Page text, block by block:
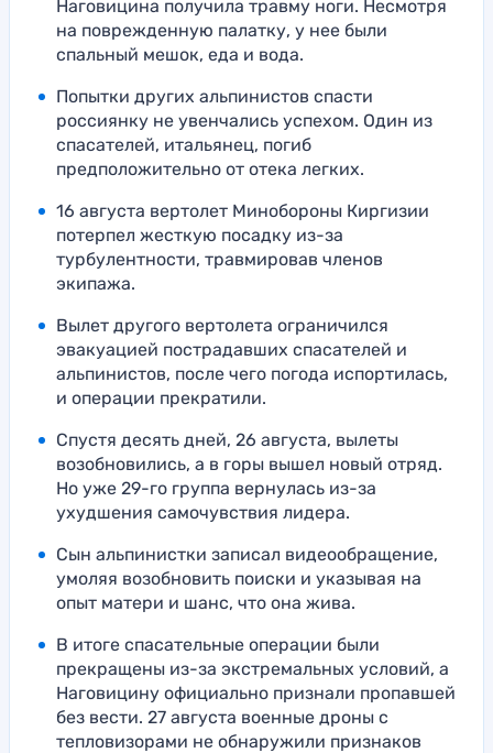
Наговицина получила травму ноги. Несмотря
на поврежденную палатку, у нее были
спальный мешок, еда и вода.
Попытки других альпинистов спасти
россиянку не увенчались успехом. Один из
спасателей, итальянец, погиб
предположительно от отека легких.
16 августа вертолет Минобороны Киргизии
потерпел жесткую посадку из-за
турбулентности, травмировав членов
экипажа.
Вылет другого вертолета ограничился
эвакуацией пострадавших спасателей и
альпинистов, после чего погода испортилась,
и операции прекратили.
Спустя десять дней, 26 августа, вылеты
возобновились, а в горы вышел новый отряд.
Но уже 29-го группа вернулась из-за
ухудшения самочувствия лидера.
Сын альпинистки записал видеообращение,
умоляя возобновить поиски и указывая на
опыт матери и шанс, что она жива.
В итоге спасательные операции были
прекращены из-за экстремальных условий, а
Наговицину официально признали пропавшей
без вести. 27 августа военные дроны с
тепловизорами не обнаружили признаков